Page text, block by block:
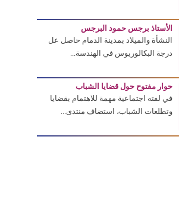
الأستاذ برجس حمود البرجس
النشأة والميلاد بمدينة الدمام حاصل عل
درجة البكالوريوس في الهندسة...
حوار مفتوح حول قضايا الشباب
في لفته اجتماعية مهمة للاهتمام بقضايا
وتطلعات الشباب، استضاف منتدى...